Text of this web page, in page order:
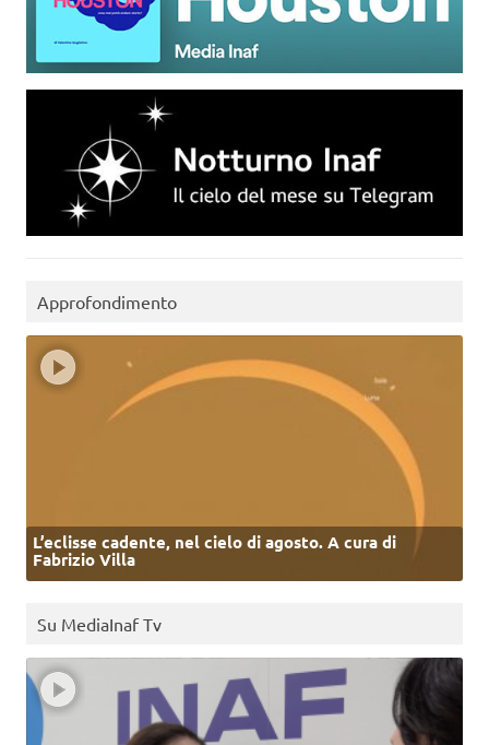
Approfondimento
L’eclisse cadente, nel cielo di agosto. A cura di
Fabrizio Villa
Su MediaInaf Tv